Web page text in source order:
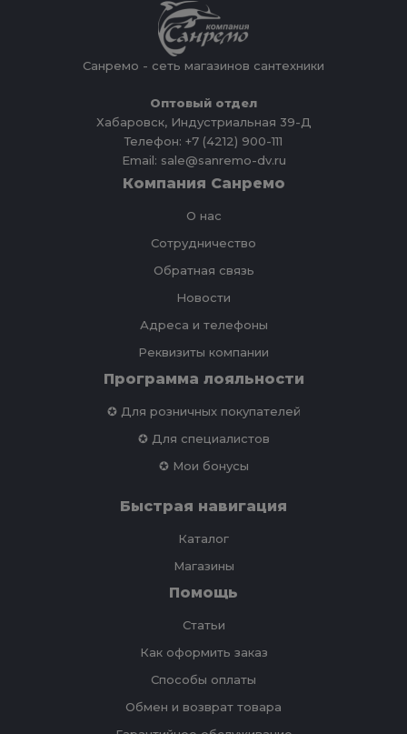
Санремо - сеть магазинов сантехники
Оптовый отдел
Хабаровск, Индустриальная 39-Д
Телефон: +7 (4212) 900-111
Email: sale@sanremo-dv.ru
Компания Санремо
О нас
Сотрудничество
Обратная связь
Новости
Адреса и телефоны
Реквизиты компании
Программа лояльности
✪ Для розничных покупателей
✪ Для специалистов
✪ Мои бонусы
Быстрая навигация
Каталог
Магазины
Помощь
Статьи
Как оформить заказ
Способы оплаты
Обмен и возврат товара